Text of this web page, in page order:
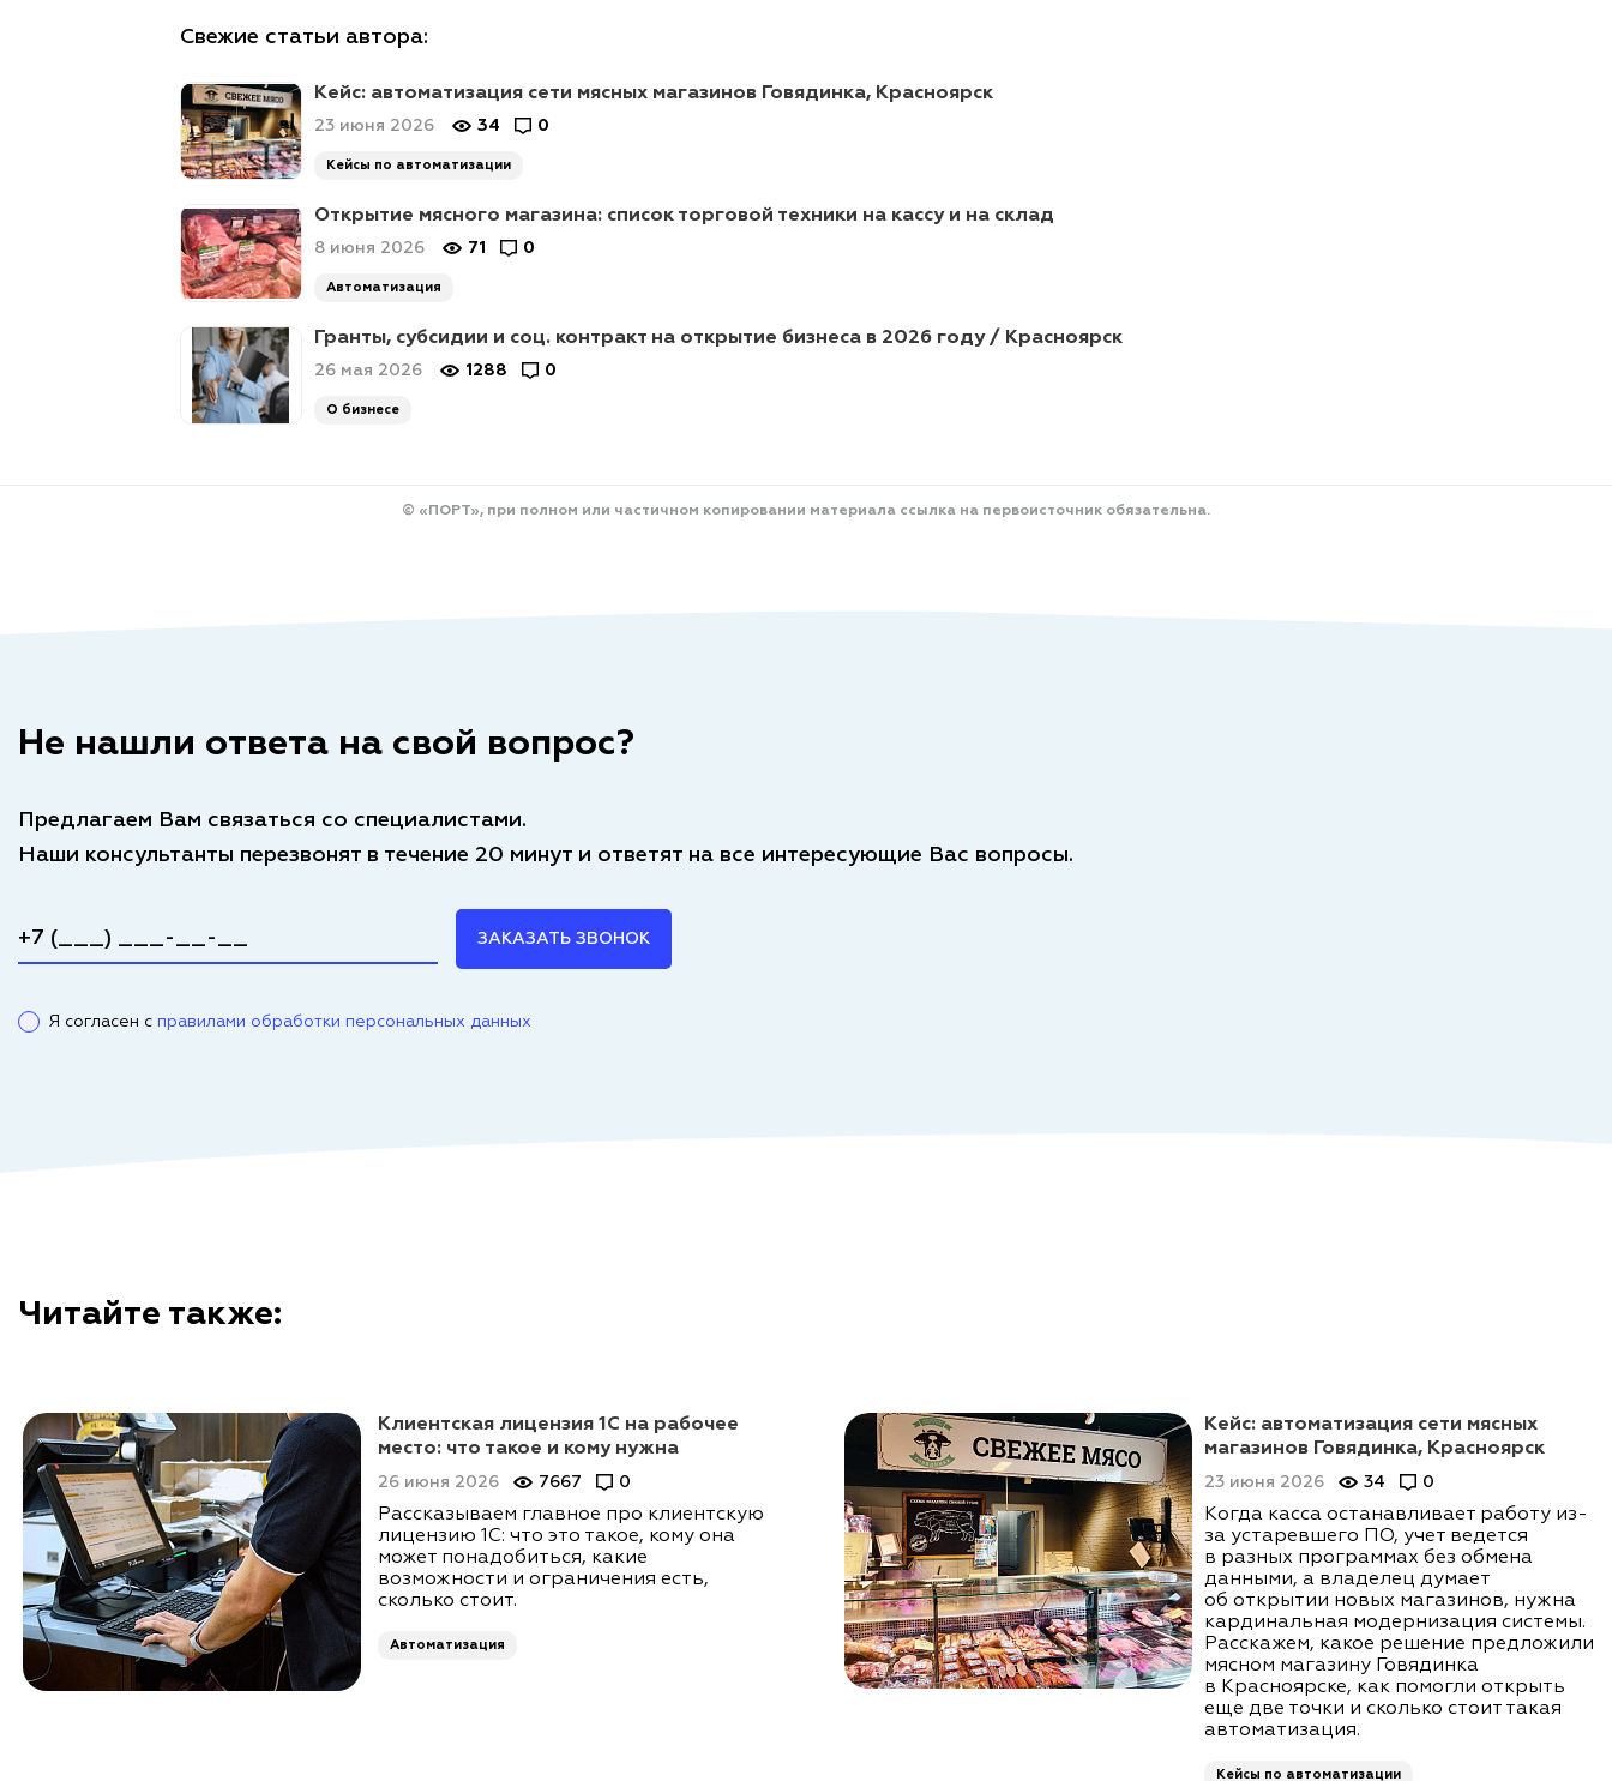
Свежие статьи автора:
Кейс: автоматизация сети мясных магазинов Говядинка, Красноярск
23 июня 2026 34 0
Кейсы по автоматизации
Открытие мясного магазина: список торговой техники на кассу и на склад
8 июня 2026 71 0
Автоматизация
Гранты, субсидии и соц. контракт на открытие бизнеса в 2026 году / Красноярск
26 мая 2026 1288 0
О бизнесе
© «ПОРТ», при полном или частичном копировании материала ссылка на первоисточник обязательна.
Не нашли ответа на свой вопрос?
Предлагаем Вам связаться со специалистами.
Наши консультанты перезвонят в течение 20 минут и ответят на все интересующие Вас вопросы.
Я согласен с правилами обработки персональных данных
ЗАКАЗАТЬ ЗВОНОК
Читайте также:
Клиентская лицензия 1С на рабочее
место: что такое и кому нужна
26 июня 2026 7667 0
Рассказываем главное про клиентскую
лицензию 1С: что это такое, кому она
может понадобиться, какие
возможности и ограничения есть,
сколько стоит.
Автоматизация
Кейс: автоматизация сети мясных
магазинов Говядинка, Красноярск
23 июня 2026 34 0
Когда касса останавливает работу из-
за устаревшего ПО, учет ведется
в разных программах без обмена
данными, а владелец думает
об открытии новых магазинов, нужна
кардинальная модернизация системы.
Расскажем, какое решение предложили
мясном магазину Говядинка
в Красноярске, как помогли открыть
еще две точки и сколько стоит такая
автоматизация.
Кейсы по автоматизации